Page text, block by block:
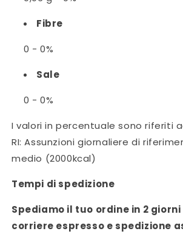
Fibre
0 - 0%
Sale
0 - 0%
I valori in percentuale sono riferiti
RI: Assunzioni giornaliere di
medio (2000kcal)
Tempi di spedizione
Spediamo il tuo ordine in 2
corriere espresso e spedizione